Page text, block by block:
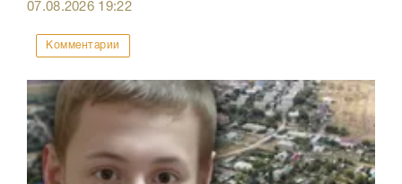
07.08.2026 19:22
Комментарии